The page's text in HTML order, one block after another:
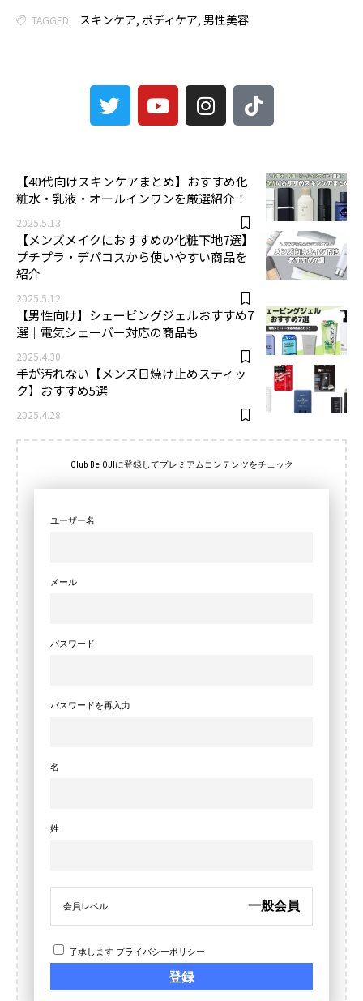
TAGGED: スキンケア, ボディケア, 男性美容
【40代向けスキンケアまとめ】おすすめ化
粧水・乳液・オールインワンを厳選紹介！
2025.5.13
【メンズメイクにおすすめの化粧下地7選】
プチプラ・デパコスから使いやすい商品を
紹介
2025.5.12
【男性向け】シェービングジェルおすすめ7
選｜電気シェーバー対応の商品も
2025.4.30
手が汚れない【メンズ日焼け止めスティッ
ク】おすすめ5選
2025.4.28
Club Be OJIに登録してプレミアムコンテンツをチェック
ユーザー名
メール
パスワード
パスワードを再入力
名
姓
会員レベル 一般会員
了承します プライバシーポリシー